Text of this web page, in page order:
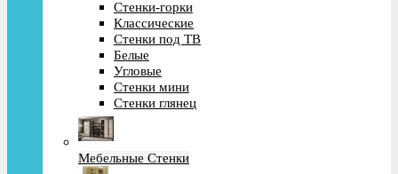
Стенки-горки
Классические
Стенки под ТВ
Белые
Угловые
Стенки мини
Стенки глянец
Мебельные Стенки